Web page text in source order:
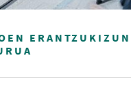
ERANTZUKIZUN